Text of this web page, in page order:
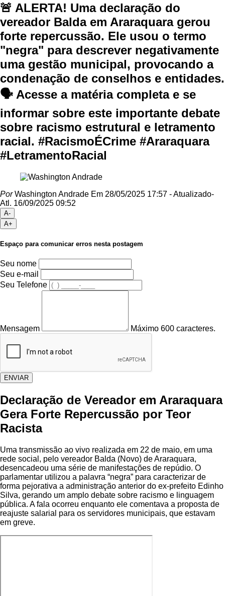
🚨 ALERTA! Uma declaração do
vereador Balda em Araraquara gerou
forte repercussão. Ele usou o termo
"negra" para descrever negativamente
uma gestão municipal, provocando a
condenação de conselhos e entidades.
🗣️ Acesse a matéria completa e se
informar sobre este importante debate
sobre racismo estrutural e letramento
racial. #RacismoÉCrime #Araraquara
#LetramentoRacial
PorWashington Andrade Em 28/05/2025 17:57 - Atualizado-
Atl. 16/09/2025 09:52
A-
A+
Espaço para comunicar erros nesta postagem
Seu nome
Seu e-mail
Seu Telefone
Mensagem Máximo 600 caracteres.
ENVIAR
Declaração de Vereador em Araraquara
Gera Forte Repercussão por Teor
Racista
Uma transmissão ao vivo realizada em 22 de maio, em uma
rede social, pelo vereador Balda (Novo) de Araraquara,
desencadeou uma série de manifestações de repúdio. O
parlamentar utilizou a palavra “negra” para caracterizar de
forma pejorativa a administração anterior do ex-prefeito Edinho
Silva, gerando um amplo debate sobre racismo e linguagem
pública. A fala ocorreu enquanto ele comentava a proposta de
reajuste salarial para os servidores municipais, que estavam
em greve.